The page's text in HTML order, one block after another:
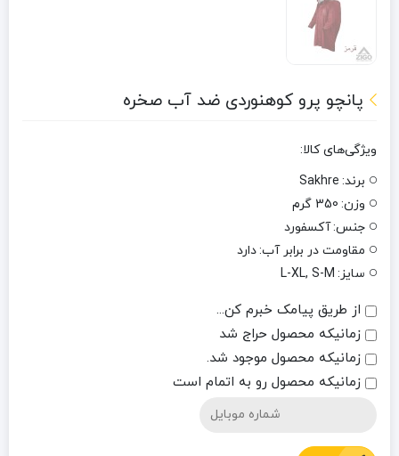
پانچو پرو کوهنوردی ضد آب صخره
ویژگی‌های کالا:
برند: Sakhre
وزن: 350 گرم
جنس:آکسفورد
مقاومت در برابر آب:دارد
سایز: L-XL, S-M
از طریق پیامک خبرم کن...
زمانیکه محصول حراج شد
زمانیکه محصول موجود شد.
زمانیکه محصول رو به اتمام است